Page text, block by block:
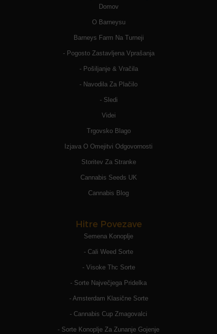
Domov
O Barneysu
Barneys Farm Na Turneji
- Pogosto Zastavljena Vprašanja
- Pošiljanje & Vračila
- Navodila Za Plačilo
- Sledi
Videi
Trgovsko Blago
Izjava O Omejitvi Odgovornosti
Storitev Za Stranke
Cannabis Seeds UK
Cannabis Blog
Hitre Povezave
Semena Konoplje
- Cali Weed Sorte
- Visoke Thc Sorte
- Sorte Največjega Pridelka
- Amsterdam Klasične Sorte
- Cannabis Cup Zmagovalci
- Sorte Konoplje Za Zunanje Gojenje